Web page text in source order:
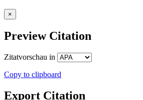
×
Preview Citation
Zitatvorschau in
Copy to clipboard
Export Citation